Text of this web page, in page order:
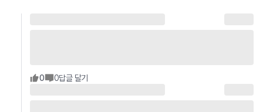
0 0답글 달기